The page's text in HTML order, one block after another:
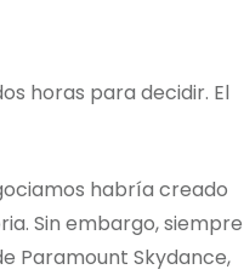
horas para decidir. El
habría creado
Sin embargo, siempre
Paramount Skydance,